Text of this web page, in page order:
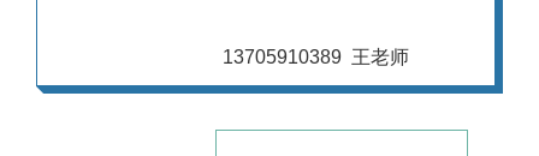
13705910389 王老师